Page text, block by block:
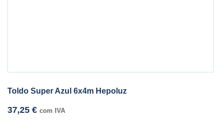
Toldo Super Azul 6x4m Hepoluz
37,25 € com IVA